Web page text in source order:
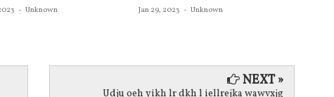
- Unknown Jan 29, 2023 - Unknown
NEXT »
Udju oeh yikh lr dkh l iellrejka wawvxjg